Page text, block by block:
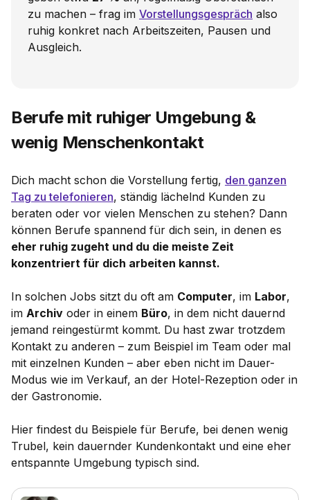
zu machen – frag im Vorstellungsgespräch also
ruhig konkret nach Arbeitszeiten, Pausen und
Ausgleich.
Berufe mit ruhiger Umgebung &
wenig Menschenkontakt
Dich macht schon die Vorstellung fertig, den ganzen
Tag zu telefonieren, ständig lächelnd Kunden zu
beraten oder vor vielen Menschen zu stehen? Dann
können Berufe spannend für dich sein, in denen es
eher ruhig zugeht und du die meiste Zeit
konzentriert für dich arbeiten kannst.
In solchen Jobs sitzt du oft am Computer, im Labor,
im Archiv oder in einem Büro, in dem nicht dauernd
jemand reingestürmt kommt. Du hast zwar trotzdem
Kontakt zu anderen – zum Beispiel im Team oder mal
mit einzelnen Kunden – aber eben nicht im Dauer-
Modus wie im Verkauf, an der Hotel-Rezeption oder in
der Gastronomie.
Hier findest du Beispiele für Berufe, bei denen wenig
Trubel, kein dauernder Kundenkontakt und eine eher
entspannte Umgebung typisch sind.